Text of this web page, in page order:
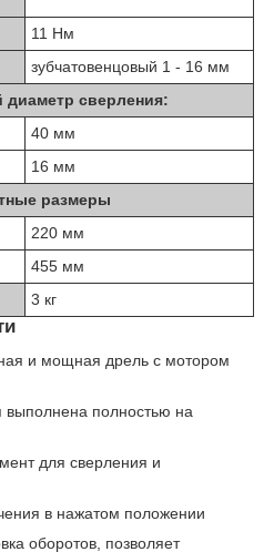
11 Нм
зубчатовенцовый 1 - 16 мм
сверления:
40 мм
16 мм
размеры
220 мм
455 мм
3 кг
и мощная дрель с мотором
выполнена полностью на
для сверления и
в нажатом положении
оборотов, позволяет